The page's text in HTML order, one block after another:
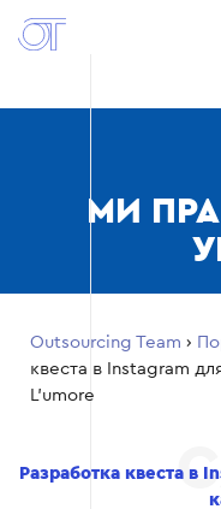
МИ
Outsourcing Team ›
квеста в Instagram
L’umore
Разработка квеста в